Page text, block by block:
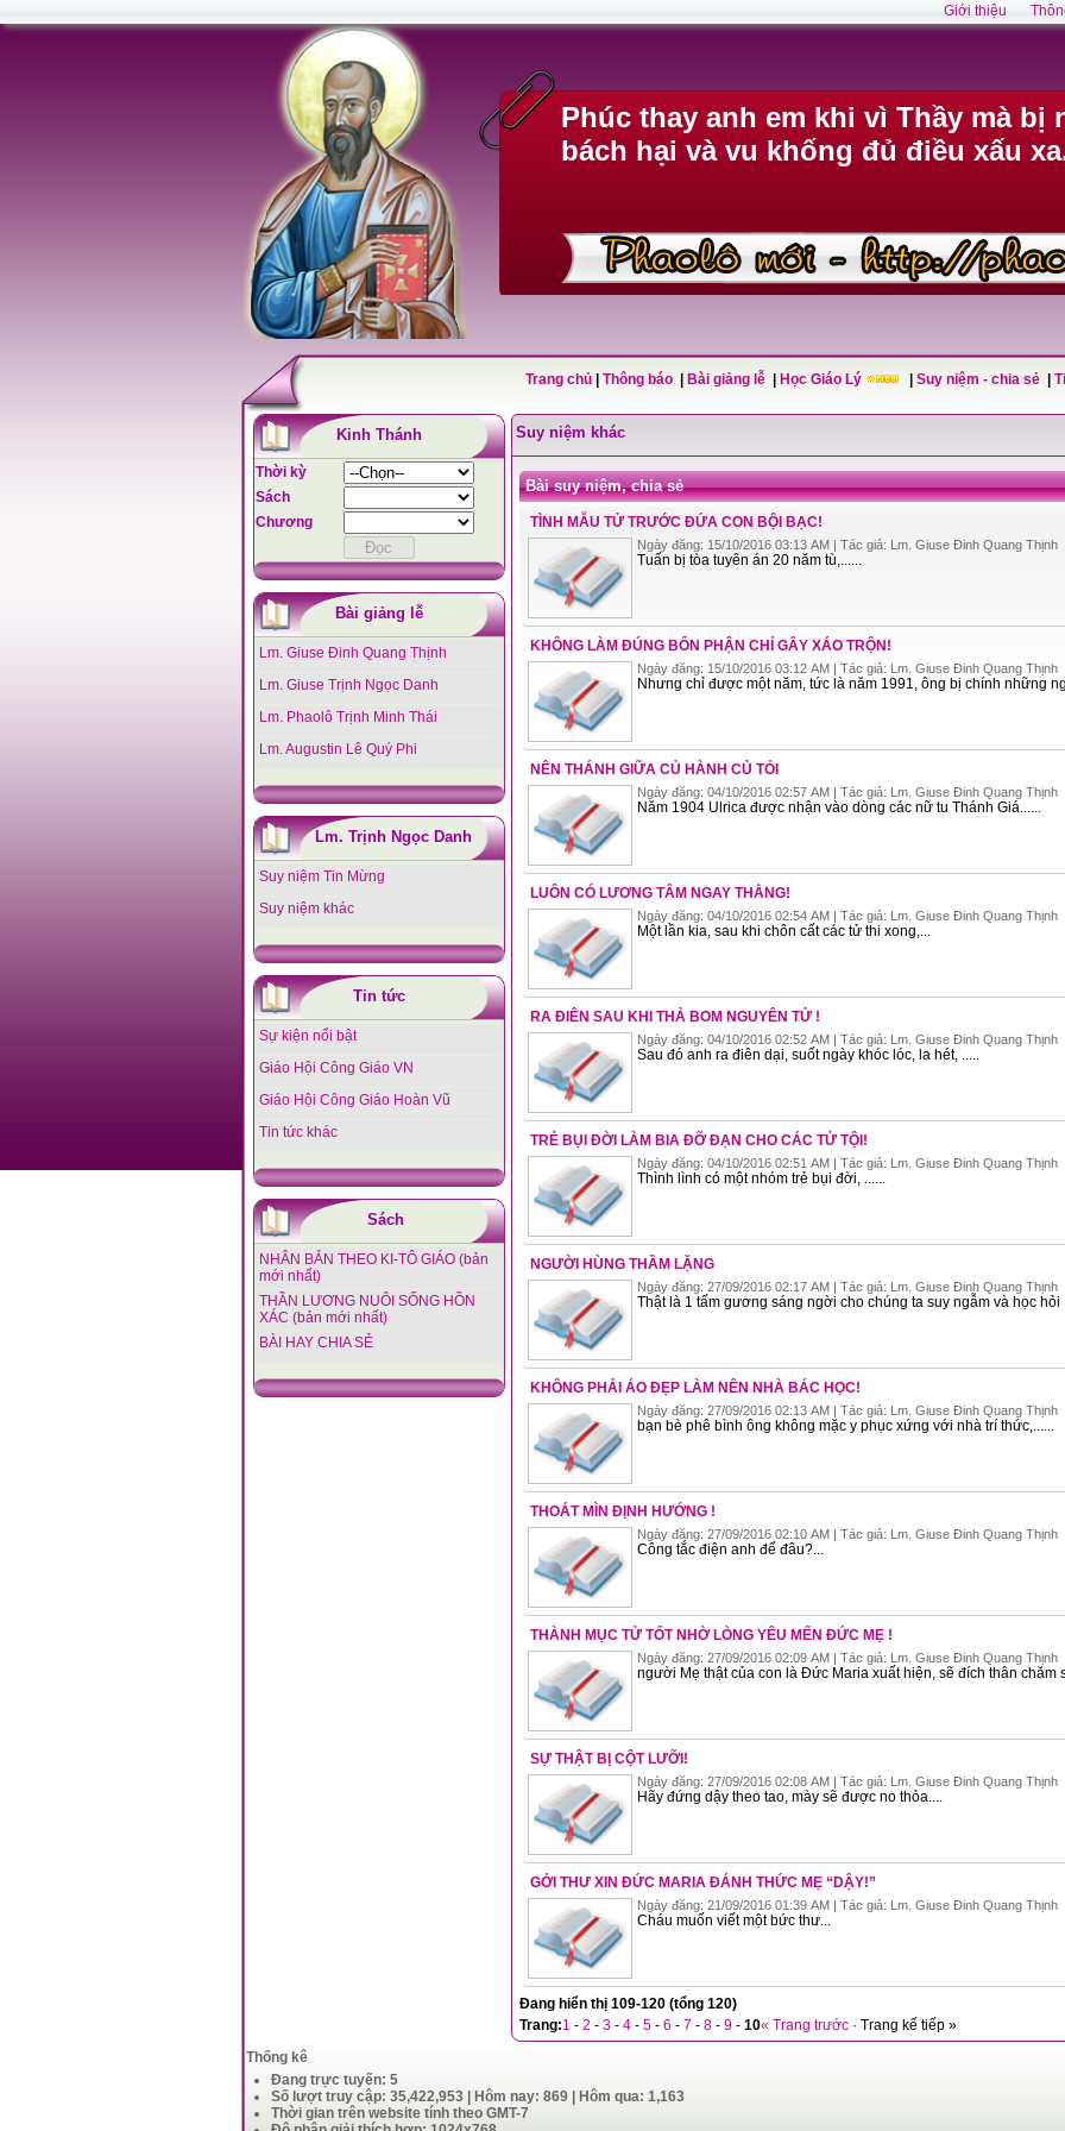
Phúc thay anh em khi vì Thầy mà bị
bách hại và vu khống đủ điều xấu
Trang chủ Thông báo Bài giảng lễ Học Giáo Lý Suy niệm - chia sẻ
Kinh Thánh
Thời kỳ
Sách
Chương
Bài giảng lễ
Lm. Giuse Đinh Quang Thịnh
Lm. Giuse Trịnh Ngọc Danh
Lm. Phaolô Trịnh Minh Thái
Lm. Augustin Lê Quý Phi
Lm. Trịnh Ngọc Danh
Suy niệm Tin Mừng
Suy niệm khác
Tin tức
Sự kiện nổi bật
Giáo Hội Công Giáo VN
Giáo Hội Công Giáo Hoàn Vũ
Tin tức khác
Sách
NHÂN BẢN THEO KI-TÔ GIÁO (bản
mới nhất)
THẦN LƯƠNG NUÔI SỐNG HỒN
XÁC (bản mới nhất)
BÀI HAY CHIA SẺ
Suy niệm khác
Bài suy niệm, chia sẻ
TÌNH MẪU TỬ TRƯỚC ĐỨA CON BỘI BẠC!
Ngày đăng: 15/10/2016 03:13 AM | Tác giả: Lm. Giuse Đinh Quang Thịnh
Tuấn bị tòa tuyên án 20 năm tù,......
KHÔNG LÀM ĐÚNG BỔN PHẬN CHỈ GÂY XÁO TRỘN!
Ngày đăng: 15/10/2016 03:12 AM | Tác giả: Lm. Giuse Đinh Quang Thịnh
Nhưng chỉ được một năm, tức là năm 1991, ông bị chính những
NÊN THÁNH GIỮA CỦ HÀNH CỦ TỎI
Ngày đăng: 04/10/2016 02:57 AM | Tác giả: Lm. Giuse Đinh Quang Thịnh
Năm 1904 Ulrica được nhận vào dòng các nữ tu Thánh Giá......
LUÔN CÓ LƯƠNG TÂM NGAY THẲNG!
Ngày đăng: 04/10/2016 02:54 AM | Tác giả: Lm. Giuse Đinh Quang Thịnh
Một lần kia, sau khi chôn cất các tử thi xong,...
RA ĐIÊN SAU KHI THẢ BOM NGUYÊN TỬ !
Ngày đăng: 04/10/2016 02:52 AM | Tác giả: Lm. Giuse Đinh Quang Thịnh
Sau đó anh ra điên dại, suốt ngày khóc lóc, la hét, .....
TRẺ BỤI ĐỜI LÀM BIA ĐỠ ĐẠN CHO CÁC TỬ TỘI!
Ngày đăng: 04/10/2016 02:51 AM | Tác giả: Lm. Giuse Đinh Quang Thịnh
Thình lình có một nhóm trẻ bụi đời, ......
NGƯỜI HÙNG THẦM LẶNG
Ngày đăng: 27/09/2016 02:17 AM | Tác giả: Lm. Giuse Đinh Quang Thịnh
Thật là 1 tấm gương sáng ngời cho chúng ta suy ngẫm và học hỏi
KHÔNG PHẢI ÁO ĐẸP LÀM NÊN NHÀ BÁC HỌC!
Ngày đăng: 27/09/2016 02:13 AM | Tác giả: Lm. Giuse Đinh Quang Thịnh
bạn bè phê bình ông không mặc y phục xứng với nhà trí thức,......
THOÁT MÌN ĐỊNH HƯỚNG !
Ngày đăng: 27/09/2016 02:10 AM | Tác giả: Lm. Giuse Đinh Quang Thịnh
Công tắc điện anh để đâu?...
THÀNH MỤC TỬ TỐT NHỜ LÒNG YÊU MẾN ĐỨC MẸ !
Ngày đăng: 27/09/2016 02:09 AM | Tác giả: Lm. Giuse Đinh Quang Thịnh
người Mẹ thật của con là Đức Maria xuất hiện, sẽ đích thân chăm
SỰ THẬT BỊ CỘT LƯỠI!
Ngày đăng: 27/09/2016 02:08 AM | Tác giả: Lm. Giuse Đinh Quang Thịnh
Hãy đứng dậy theo tao, mày sẽ được no thỏa....
GỞI THƯ XIN ĐỨC MARIA ĐÁNH THỨC MẸ “DẬY!”
Ngày đăng: 21/09/2016 01:39 AM | Tác giả: Lm. Giuse Đinh Quang Thịnh
Cháu muốn viết một bức thư...
Đang hiển thị 109-120 (tổng 120)
Trang:1 - 2 - 3 - 4 - 5 - 6 - 7 - 8 - 9 - 10« Trang trước · Trang kế tiếp »
Thống kê
Đang trực tuyến: 5
Số lượt truy cập: 35,422,953 | Hôm nay: 869 | Hôm qua: 1,163
Thời gian trên website tính theo GMT-7
Giới thiệu